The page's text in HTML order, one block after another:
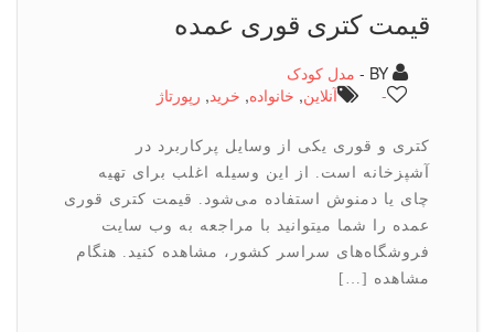
قیمت کتری قوری عمده
مدل کودک
آنلاین ,خانواده, خرید,رپورتاژ
کتری و قوری یکی از وسایل پرکاربرد در
آشپزخانه است. از این وسیله اغلب برای تهیه
چای یا دمنوش استفاده می‌شود. قیمت کتری قوری
عمده را شما میتوانید با مراجعه به وب سایت
فروشگاه‌های سراسر کشور، مشاهده کنید. هنگام
مشاهده […]